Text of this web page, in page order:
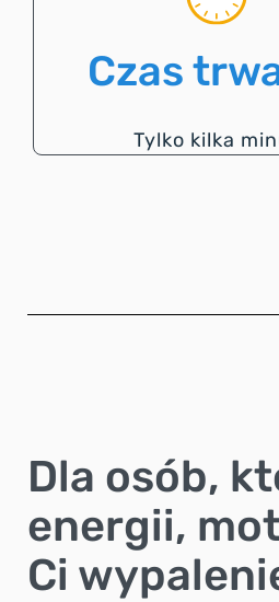
Czas
Tylko kilka
Dla osób,
energii,
Ci